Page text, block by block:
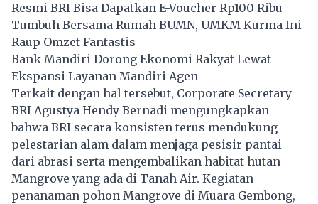
Resmi BRI Bisa Dapatkan E-Voucher Rp100 Ribu
Tumbuh Bersama Rumah BUMN, UMKM Kurma Ini
Raup Omzet Fantastis
Bank Mandiri Dorong Ekonomi Rakyat Lewat
Ekspansi Layanan Mandiri Agen
Terkait dengan hal tersebut, Corporate Secretary
BRI Agustya Hendy Bernadi mengungkapkan
bahwa BRI secara konsisten terus mendukung
pelestarian alam dalam menjaga pesisir pantai
dari abrasi serta mengembalikan habitat hutan
Mangrove yang ada di Tanah Air. Kegiatan
penanaman pohon Mangrove di Muara Gembong,